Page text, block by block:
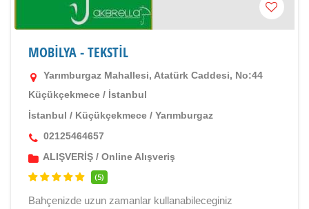
MOBİLYA - TEKSTİL
Yarımburgaz Mahallesi, Atatürk Caddesi, No:44
Küçükçekmece / İstanbul
İstanbul / Küçükçekmece / Yarımburgaz
02125464657
ALIŞVERİŞ / Online Alışveriş
(5)
Bahçenizde uzun zamanlar kullanabileceginiz